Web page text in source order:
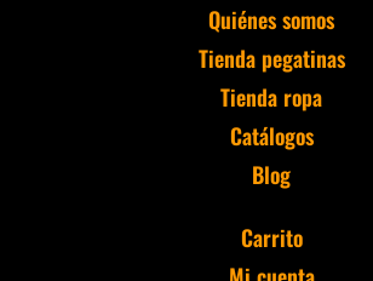
Quiénes somos
Tienda pegatinas
Tienda ropa
Catálogos
Blog
Carrito